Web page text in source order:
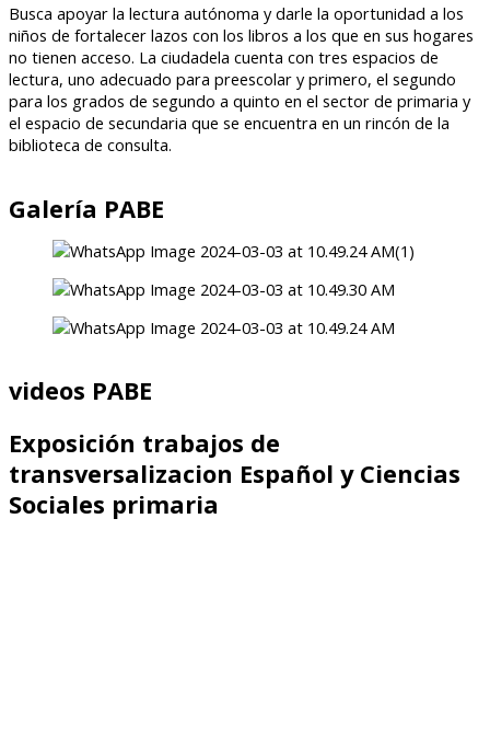
Busca apoyar la lectura autónoma y darle la oportunidad a los
niños de fortalecer lazos con los libros a los que en sus hogares
no tienen acceso. La ciudadela cuenta con tres espacios de
lectura, uno adecuado para preescolar y primero, el segundo
para los grados de segundo a quinto en el sector de primaria y
el espacio de secundaria que se encuentra en un rincón de la
biblioteca de consulta.
Galería PABE
videos PABE
Exposición trabajos de
transversalizacion Español y Ciencias
Sociales primaria